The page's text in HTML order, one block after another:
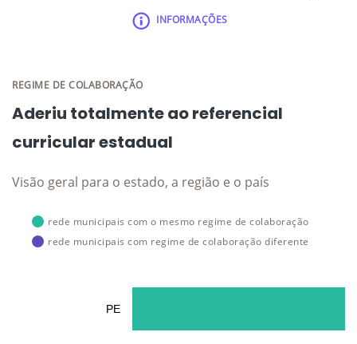
INFORMAÇÕES
REGIME DE COLABORAÇÃO
Aderiu totalmente ao referencial
curricular estadual
Visão geral para o estado, a região e o país
rede municipais com o mesmo regime de colaboração
rede municipais com regime de colaboração diferente
PE